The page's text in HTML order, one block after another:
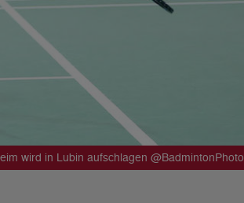
wird in Lubin aufschlagen @BadmintonPhoto